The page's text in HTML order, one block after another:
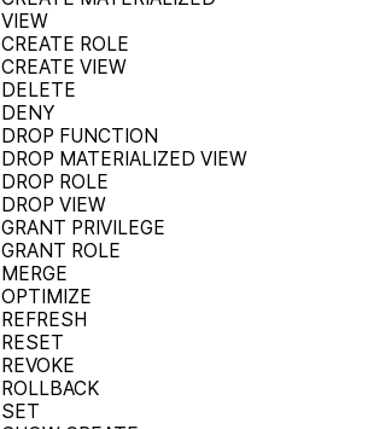
VIEW
CREATE ROLE
CREATE VIEW
DELETE
DENY
DROP FUNCTION
DROP MATERIALIZED VIEW
DROP ROLE
DROP VIEW
GRANT PRIVILEGE
GRANT ROLE
MERGE
OPTIMIZE
REFRESH
RESET
REVOKE
ROLLBACK
SET